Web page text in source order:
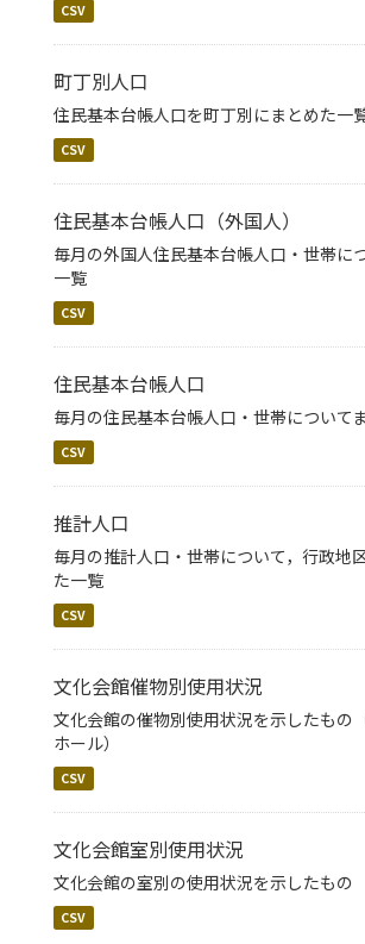
CSV
町丁別人口
住民基本台帳人口を町丁別にまとめた一
CSV
住民基本台帳人口（外国人）
毎月の外国人住民基本台帳人口・世帯に
一覧
CSV
住民基本台帳人口
毎月の住民基本台帳人口・世帯について
CSV
推計人口
毎月の推計人口・世帯について，行政地
た一覧
CSV
文化会館催物別使用状況
文化会館の催物別使用状況を示したもの
ホール）
CSV
文化会館室別使用状況
文化会館の室別の使用状況を示したもの
CSV